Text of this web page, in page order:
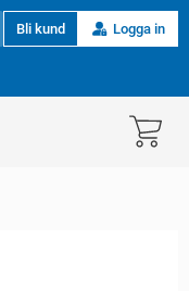
Bli kund Logga in